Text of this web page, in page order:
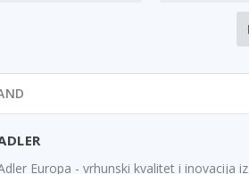
Europa - vrhunski kvalitet i inovacija iz